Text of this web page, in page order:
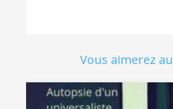
Vous aimerez